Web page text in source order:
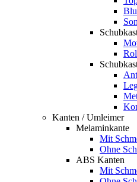
Kanten / Umleimer
Melaminkante
Mit
Ohne
ABS Kanten
Mit